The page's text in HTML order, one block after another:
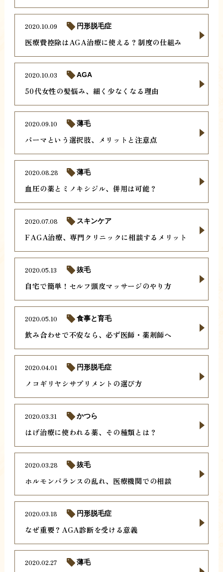
医療費控除はAGA治療に使える？制度の仕組み
2020.10.09 円形脱毛症
50代女性の髪悩み、細く少なくなる理由
2020.10.03 AGA
パーマという選択肢、メリットと注意点
2020.09.10 薄毛
血圧の薬とミノキシジル、併用は可能？
2020.08.28 薄毛
FAGA治療、専門クリニックに相談するメリット
2020.07.08 スキンケア
自宅で簡単！セルフ頭皮マッサージのやり方
2020.05.13 抜毛
飲み合わせで不安なら、必ず医師・薬剤師へ
2020.05.10 食事と育毛
ノコギリヤシサプリメントの選び方
2020.04.01 円形脱毛症
はげ治療に使われる薬、その種類とは？
2020.03.31 かつら
ホルモンバランスの乱れ、医療機関での相談
2020.03.28 抜毛
なぜ重要？AGA診断を受ける意義
2020.03.18 円形脱毛症
2020.02.27 薄毛